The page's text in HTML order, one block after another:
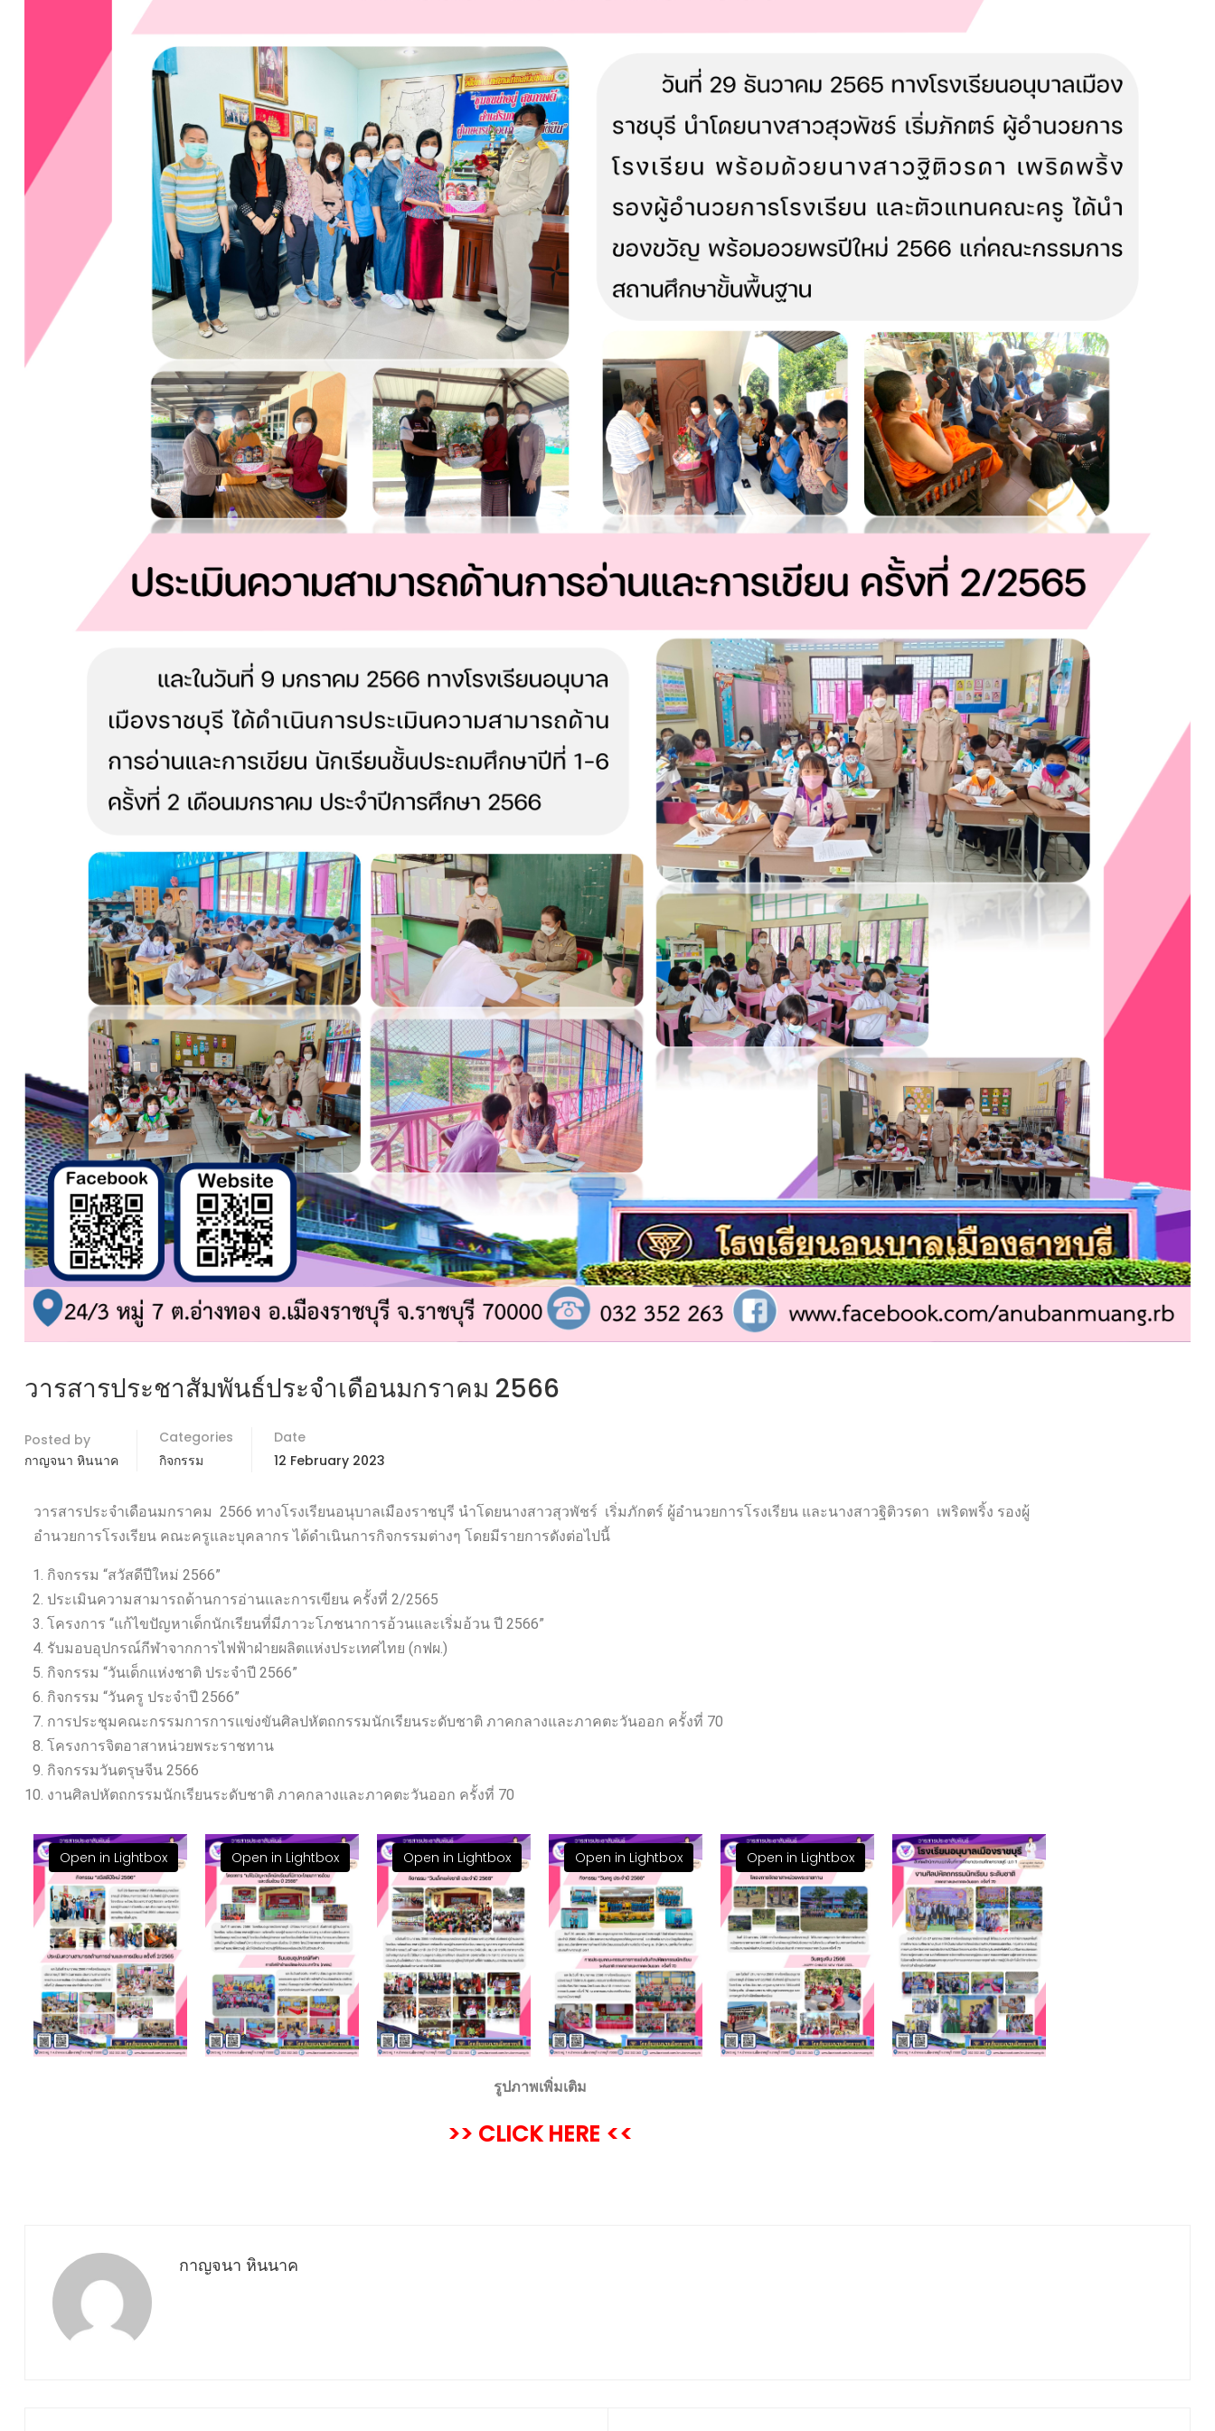
วารสารประชาสัมพันธ์ประจำเดือนมกราคม 2566
Posted by
กาญจนา หินนาค
Categories
กิจกรรม
Date
12 February 2023
วารสารประจำเดือนมกราคม 2566 ทางโรงเรียนอนุบาลเมืองราชบุรี นำโดยนางสาวสุวพัชร์ เริ่มภักตร์ ผู้อำนวยการโรงเรียน และนางสาวฐิติวรดา เพริดพริ้ง รองผู้
อำนวยการโรงเรียน คณะครูและบุคลากร ได้ดำเนินการกิจกรรมต่างๆ โดยมีรายการดังต่อไปนี้
กิจกรรม “สวัสดีปีใหม่ 2566”
ประเมินความสามารถด้านการอ่านและการเขียน ครั้งที่ 2/2565
โครงการ “แก้ไขปัญหาเด็กนักเรียนที่มีภาวะโภชนาการอ้วนและเริ่มอ้วน ปี 2566”
รับมอบอุปกรณ์กีฬาจากการไฟฟ้าฝ่ายผลิตแห่งประเทศไทย (กฟผ.)
กิจกรรม “วันเด็กแห่งชาติ ประจำปี 2566”
กิจกรรม “วันครู ประจำปี 2566”
การประชุมคณะกรรมการการแข่งขันศิลปหัตถกรรมนักเรียนระดับชาติ ภาคกลางและภาคตะวันออก ครั้งที่ 70
โครงการจิตอาสาหน่วยพระราชทาน
กิจกรรมวันตรุษจีน 2566
งานศิลปหัตถกรรมนักเรียนระดับชาติ ภาคกลางและภาคตะวันออก ครั้งที่ 70
Open in Lightbox Open in Lightbox Open in Lightbox Open in Lightbox Open in Lightbox
รูปภาพเพิ่มเติม
>> CLICK HERE <<
กาญจนา หินนาค